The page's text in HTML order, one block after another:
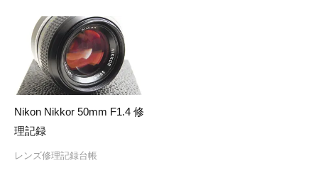
Nikon Nikkor 50mm F1.4 修
理記録
レンズ修理記録台帳